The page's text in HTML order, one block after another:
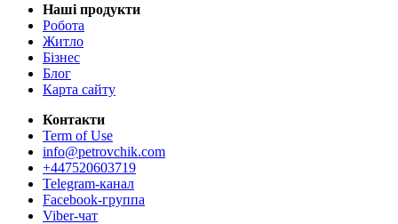
Наші продукти
Робота
Житло
Бізнес
Блог
Карта сайту
Контакти
Term of Use
info@petrovchik.com
+447520603719
Telegram-канал
Facebook-группа
Viber-чат